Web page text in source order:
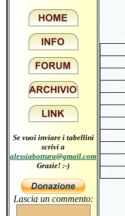
Se vuoi inviare i tabellini
scrivi a
alessiabottura@gmail.com
Grazie! :-)
Lascia un commento: